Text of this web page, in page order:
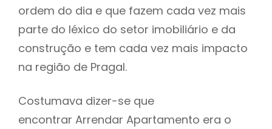
ordem do dia e que fazem cada vez mais
parte do léxico do setor imobiliário e da
construção e tem cada vez mais impacto
na região de Pragal.
Costumava dizer-se que
encontrar Arrendar Apartamento era o